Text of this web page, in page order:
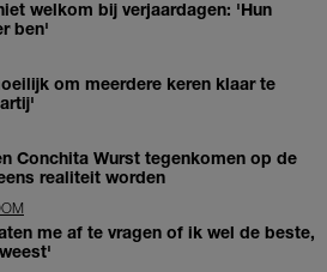
welkom bij verjaardagen: 'Hun
ben'
om meerdere keren klaar te
Conchita Wurst tegenkomen op de
realiteit worden
me af te vragen of ik wel de beste,